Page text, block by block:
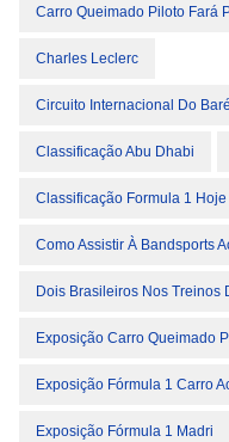
Carro Queimado Piloto Fará
Charles Leclerc
Circuito Internacional Do
Classificação Abu Dhabi
Classificação Formula 1 Hoje
Como Assistir À Bandsports
Dois Brasileiros Nos Treinos
Exposição Carro Queimado
Exposição Fórmula 1 Carro
Exposição Fórmula 1 Madri